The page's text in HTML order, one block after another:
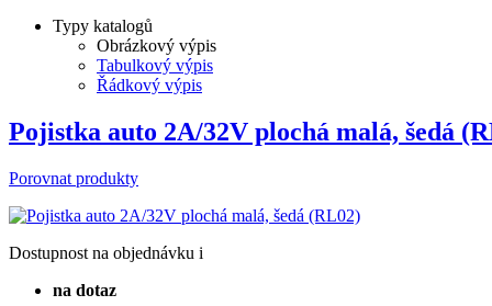
Typy katalogů
Obrázkový výpis
Tabulkový výpis
Řádkový výpis
Pojistka auto 2A/32V plochá malá, šedá
Porovnat produkty
Dostupnost na objednávku i
na dotaz